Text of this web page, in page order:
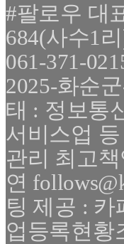
#팔로우 대
684(사수1
061-371-
2025-화순
태 : 정보통
서비스업
관리 최고
연
팅 제공 : 카
업등록현황